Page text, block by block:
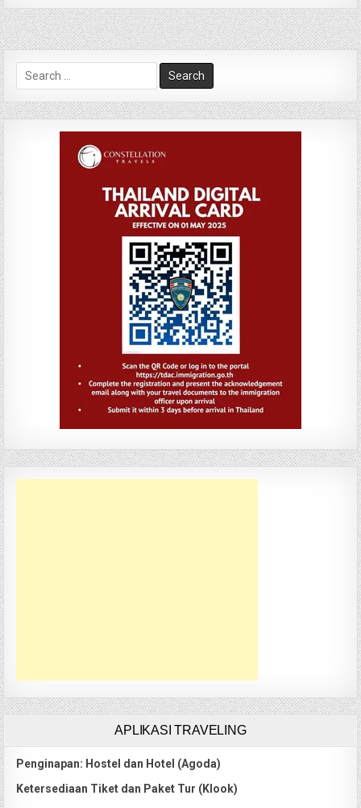
Search
for:
APLIKASI TRAVELING
Penginapan: Hostel dan Hotel (Agoda)
Ketersediaan Tiket dan Paket Tur (Klook)